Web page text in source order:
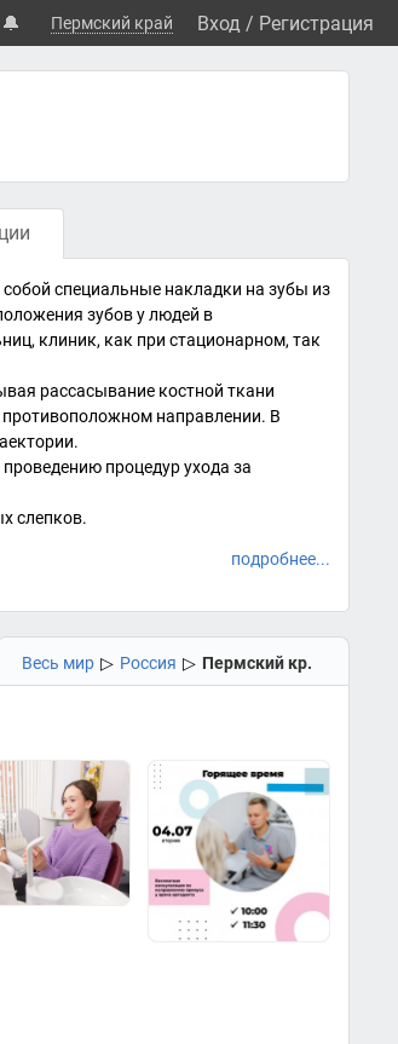
🔔 Пермский край Вход / Регистрация
специальные накладки на зубы из
зубов у людей в
клиник, как при стационарном, так
рассасывание костной ткани
направлении. В
процедур ухода за
слепков.
подробнее...
Весь мир ▷ Россия ▷ Пермский кр.